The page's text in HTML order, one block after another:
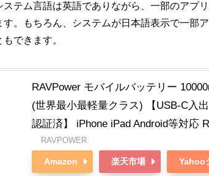
ステム言語は英語でありながら、一部のアプ
す。もちろん、システムが日本語表示で一部
できます。
RAVPower モバイルバッテリー
(世界最小最軽量クラス) 【USB-C入
認証済】 iPhone iPad Android等対応
RAVPOWER
Amazon 楽天市場 Yahoo